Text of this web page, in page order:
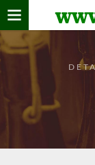
Home
verzamelen
De bierkaart
Bezoekers